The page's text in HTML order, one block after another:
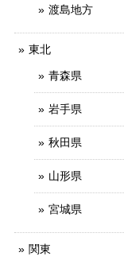
渡島地方
東北
青森県
岩手県
秋田県
山形県
宮城県
関東